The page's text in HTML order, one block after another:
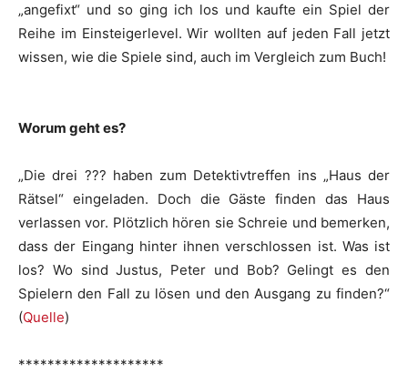
„angefixt“ und so ging ich los und kaufte ein Spiel der
Reihe im Einsteigerlevel. Wir wollten auf jeden Fall jetzt
wissen, wie die Spiele sind, auch im Vergleich zum Buch!
Worum geht es?
„Die drei ??? haben zum Detektivtreffen ins „Haus der
Rätsel“ eingeladen. Doch die Gäste finden das Haus
verlassen vor. Plötzlich hören sie Schreie und bemerken,
dass der Eingang hinter ihnen verschlossen ist. Was ist
los? Wo sind Justus, Peter und Bob? Gelingt es den
Spielern den Fall zu lösen und den Ausgang zu finden?“
(Quelle)
********************